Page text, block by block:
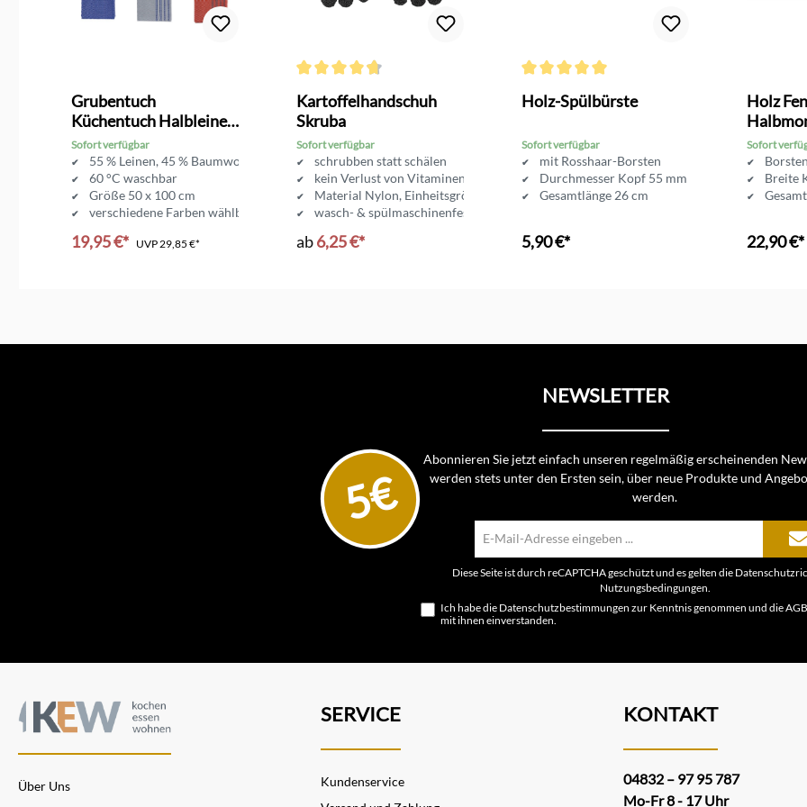
Spitze
Grubentuch
Küchentuch Halbleinen
3er Set
Sofort verfügbar
55 % Leinen, 45 % Baumwolle
60 °C waschbar
Größe 50 x 100 cm
verschiedene Farben wählbar
19,95 €* UVP29,85 €*
Kartoffelhandschuh
Skruba
Sofort verfügbar
schrubben statt schälen
kein Verlust von Vitaminen
Material Nylon, Einheitsgröße
wasch- & spülmaschinenfest
ab6,25 €*
Holz-Spülbürste
Sofort verfügbar
mit Rosshaar-Borsten
Durchmesser Kopf 55 mm
Gesamtlänge 26 cm
5,90 €*
Holz
Sofort
Breite
22,90 €*
NEWSLETTER
5€
Abonnieren Sie jetzt einfach unseren regelmäßig erscheinenden
werden stets unter den Ersten sein, über neue Produkte und
werden.
Mail-
Adresse*
Diese Seite ist durch reCAPTCHA geschützt und es gelten die
Nutzungsbedingungen
Ich habe die Datenschutzbestimmungen zur Kenntnis genommen und dieAGB
mit ihnen einverstanden.
Über Uns
SERVICE
Kundenservice
KONTAKT
04832 – 97 95 787
Mo-Fr 8 - 17 Uhr